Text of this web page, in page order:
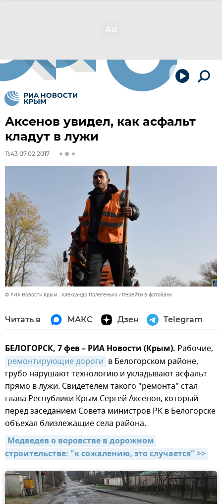
Аксенов увидел, как асфальт
кладут в лужи
11:43 07.02.2017
© РИА Новости Крым . Александр Полегенько Перейти в фотобанк
Читать в МАКС Дзен Telegram
БЕЛОГОРСК, 7 фев – РИА Новости (Крым). Рабочие,
ремонтирующие дороги в Белогорском районе,
грубо нарушают технологию и укладывают асфальт
прямо в лужи. Свидетелем такого "ремонта" стал
глава Республики Крым Сергей Аксенов, который
перед заседанием Совета министров РК в Белогорске
объехал близлежащие села района.
Медведев о воровстве в дорожном
строительстве: "к сожалению, это случается" >>